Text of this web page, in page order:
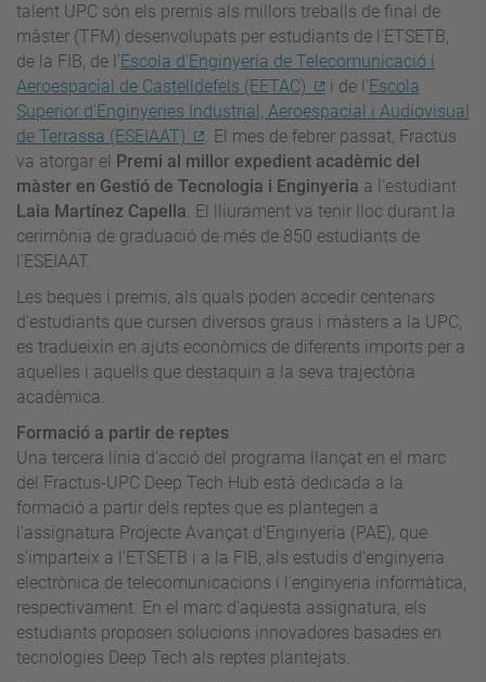
talent UPC són els premis als millors treballs de final de
màster (TFM) desenvolupats per estudiants de l'ETSETB,
de la FIB, de l'Escola d'Enginyeria de Telecomunicació i
Aeroespacial de Castelldefels (EETAC)
i de l'Escola
Superior d'Enginyeries Industrial, Aeroespacial i Audiovisual
de Terrassa (ESEIAAT)
. El mes de febrer passat, Fractus
va atorgar el Premi al millor expedient acadèmic del
màster en Gestió de Tecnologia i Enginyeria a l'estudiant
Laia Martínez Capella. El lliurament va tenir lloc durant la
cerimònia de graduació de més de 850 estudiants de
l'ESEIAAT.
Les beques i premis, als quals poden accedir centenars
d'estudiants que cursen diversos graus i màsters a la UPC,
es tradueixin en ajuts econòmics de diferents imports per a
aquelles i aquells que destaquin a la seva trajectòria
acadèmica.
Formació a partir de reptes
Una tercera línia d'acció del programa llançat en el marc
del Fractus-UPC Deep Tech Hub està dedicada a la
formació a partir dels reptes que es plantegen a
l'assignatura Projecte Avançat d'Enginyeria (PAE), que
s'imparteix a l'ETSETB i a la FIB, als estudis d'enginyeria
electrònica de telecomunicacions i l'enginyeria informàtica,
respectivament. En el marc d'aquesta assignatura, els
estudiants proposen solucions innovadores basades en
tecnologies Deep Tech als reptes plantejats.